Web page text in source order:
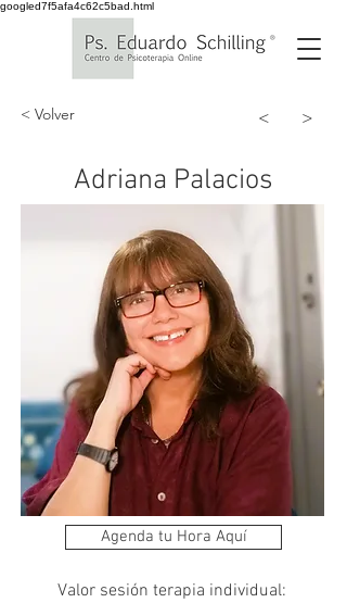
googled7f5afa4c62c5bad.html
< Volver < >
Adriana Palacios
Agenda tu Hora Aquí
Valor sesión terapia individual: